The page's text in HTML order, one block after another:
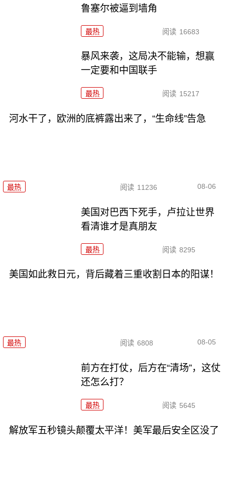
鲁塞尔被逼到墙角
最热 阅读 16683
暴风来袭，这局决不能输，想赢
一定要和中国联手
最热 阅读 15217
河水干了，欧洲的底裤露出来了，“生命线”告急
最热 阅读 11236 08-06
美国对巴西下死手，卢拉让世界
看清谁才是真朋友
最热 阅读 8295
美国如此救日元，背后藏着三重收割日本的阳谋！
最热 阅读 6808 08-05
前方在打仗，后方在“清场”，这仗
还怎么打？
最热 阅读 5645
解放军五秒镜头颠覆太平洋！美军最后安全区没了